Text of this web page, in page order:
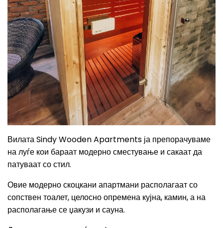
Вилата SindyWoodenApartments ја препорачуваме
на луѓе кои бараат модерно сместување и сакаат да
патуваат со стил.
Овие модерно скоцкани апартмани располагаат со
сопствен тоалет, целосно опремена кујна, камин, а на
располагање се џакузи и сауна.